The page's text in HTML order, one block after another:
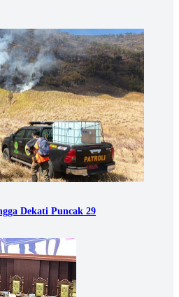
Dekati Puncak 29